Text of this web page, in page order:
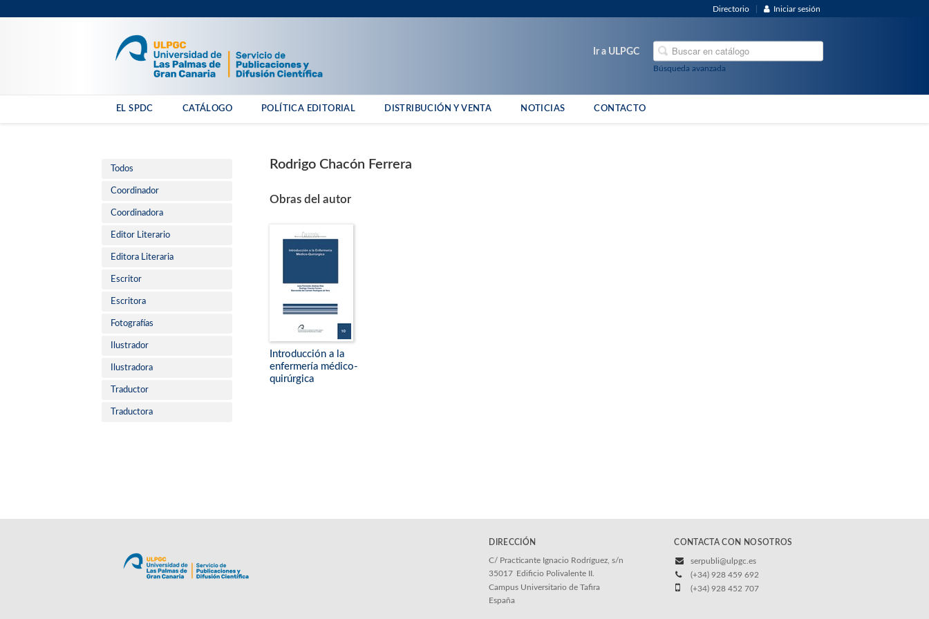
Directorio Iniciar sesión
Búsqueda avanzada
Ir a ULPGC
EL SPDC CATÁLOGO POLÍTICA EDITORIAL DISTRIBUCIÓN Y VENTA NOTICIAS CONTACTO
Todos
Coordinador
Coordinadora
Editor Literario
Editora Literaria
Escritor
Escritora
Fotografías
Ilustrador
Ilustradora
Traductor
Traductora
Rodrigo Chacón Ferrera
Obras del autor
Introducción a la
enfermería médico-
quirúrgica
DIRECCIÓN
C/ Practicante Ignacio Rodríguez, s/n
35017 Edificio Polivalente II.
Campus Universitario de Tafira
España
CONTACTA CON NOSOTROS
serpubli@ulpgc.es
(+34) 928 459 692
(+34) 928 452 707